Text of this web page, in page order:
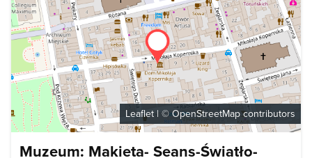
Leaflet | ©OpenStreetMapcontributors
Muzeum: Makieta- Seans-Światło-